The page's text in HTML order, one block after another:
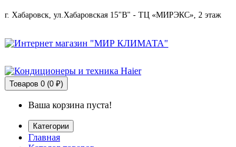
г. Хабаровск, ул.Хабаровская 15"В" - ТЦ «МИРЭКС», 2 этаж
Товаров 0 (0 ₽)
Ваша корзина пуста!
Категории
Главная